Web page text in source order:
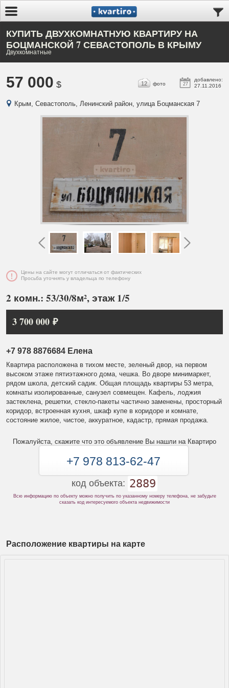
КУПИТЬ ДВУХКОМНАТНУЮ КВАРТИРУ НА
БОЦМАНСКОЙ 7 СЕВАСТОПОЛЬ В КРЫМУ
Двухкомнатные
57 000 $ 27
добавлено:
27.11.2016
12 фото
Крым, Севастополь, Ленинский район, улица Боцманская 7
Цены на сайте могут отличаться от фактических
Просьба уточнять у владельца по телефону
2 комн.: 53/30/8м², этаж 1/5
3 700 000 ₽
+7 978 8876684 Елена
Квартира расположена в тихом месте, зеленый двор, на первом
высоком этаже пятиэтажного дома, чешка. Во дворе минимаркет,
рядом школа, детский садик. Общая площадь квартиры 53 метра,
комнаты изолированные, санузел совмещен. Кафель, лоджия
застеклена, решетки, стекло-пакеты частично заменены, просторный
коридор, встроенная кухня, шкаф купе в коридоре и комнате,
состояние жилое, чистое, аккуратное, кадастр, прямая продажа.
Пожалуйста, скажите что это объявление Вы нашли на Квартиро
+7 978 813-62-47
код объекта: 2889
Всю информацию по объекту можно получить по указанному номеру телефона, не забудьте
сказать код интересуемого объекта недвижимости
Расположение квартиры на карте